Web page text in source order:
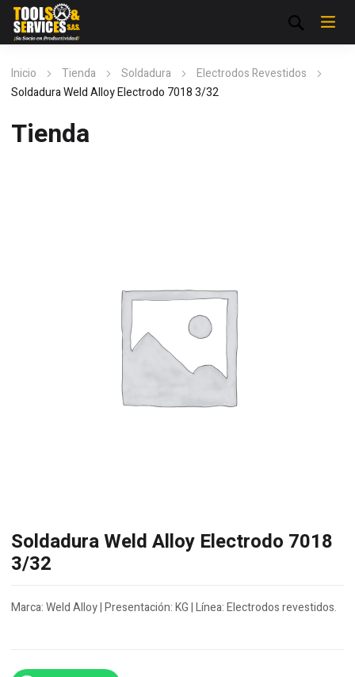
Inicio Tienda Soldadura
Electrodos Revestidos
Soldadura Weld Alloy Electrodo 7018 3/32
Tienda
Soldadura Weld Alloy Electrodo 7018
3/32
Marca: Weld Alloy | Presentación: KG | Línea: Electrodos revestidos.